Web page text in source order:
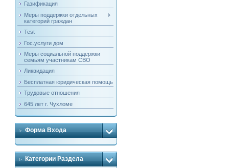
Газификация
Меры поддержки отдельных
категорий граждан
Test
Гос.услуги дом
Меры социальной поддержки
семьям участникам СВО
Ликвидация
Бесплатная юридическая помощь
Трудовые отношения
645 лет г. Чухломе
Форма Входа
Категории Раздела